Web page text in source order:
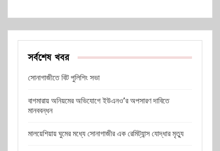
সর্বশেষ খবর
সোনাগাজীতে বিট পুলিশিং সভা
বাগমারায় অনিয়মের অভিযোগে ইউএনও’র অপসারণ দাবিতে
মানববন্ধন
মালয়েশিয়ায় ঘুমের মধ্যে সোনাগাজীর এক রেমিট্যান্স যোদ্ধার মৃত্যু